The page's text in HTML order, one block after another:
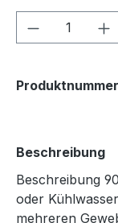
Produkt
Beschreibung
Beschreibung
oder
mehreren